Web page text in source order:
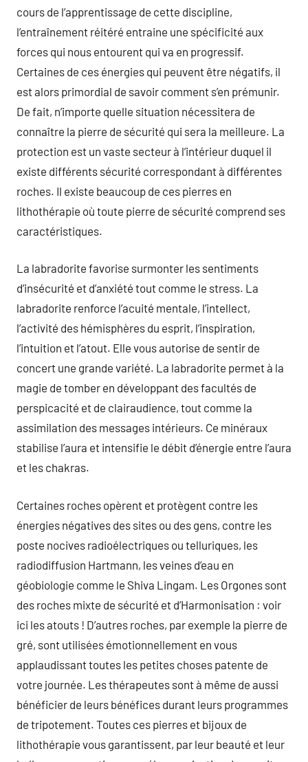
cours de l’apprentissage de cette discipline,
l’entraînement réitéré entraine une spécificité aux
forces qui nous entourent qui va en progressif.
Certaines de ces énergies qui peuvent être négatifs, il
est alors primordial de savoir comment s’en prémunir.
De fait, n’importe quelle situation nécessitera de
connaître la pierre de sécurité qui sera la meilleure. La
protection est un vaste secteur à l’intérieur duquel il
existe différents sécurité correspondant à différentes
roches. Il existe beaucoup de ces pierres en
lithothérapie où toute pierre de sécurité comprend ses
caractéristiques.
La labradorite favorise surmonter les sentiments
d’insécurité et d’anxiété tout comme le stress. La
labradorite renforce l’acuité mentale, l’intellect,
l’activité des hémisphères du esprit, l’inspiration,
l’intuition et l’atout. Elle vous autorise de sentir de
concert une grande variété. La labradorite permet à la
magie de tomber en développant des facultés de
perspicacité et de clairaudience, tout comme la
assimilation des messages intérieurs. Ce minéraux
stabilise l’aura et intensifie le débit d’énergie entre l’aura
et les chakras.
Certaines roches opèrent et protègent contre les
énergies négatives des sites ou des gens, contre les
poste nocives radioélectriques ou telluriques, les
radiodiffusion Hartmann, les veines d’eau en
géobiologie comme le Shiva Lingam. Les Orgones sont
des roches mixte de sécurité et d’Harmonisation : voir
ici les atouts ! D’autres roches, par exemple la pierre de
gré, sont utilisées émotionnellement en vous
applaudissant toutes les petites choses patente de
votre journée. Les thérapeutes sont à même de aussi
bénéficier de leurs bénéfices durant leurs programmes
de tripotement. Toutes ces pierres et bijoux de
lithothérapie vous garantissent, par leur beauté et leur